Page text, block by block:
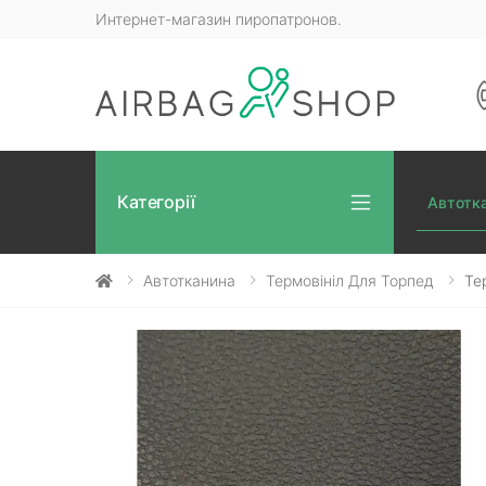
Интернет-магазин пиропатронов.
Категорії
Автотканина Термовініл Для Торпед